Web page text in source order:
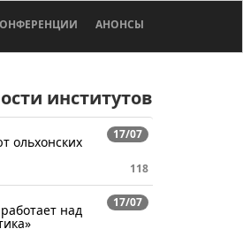
АНОНСЫ
институтов
17/07
ольхонских
118
17/07
над